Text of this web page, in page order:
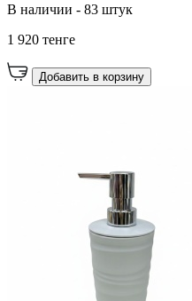
В наличии - 83 штук
1 920 тенге
Добавить в корзину